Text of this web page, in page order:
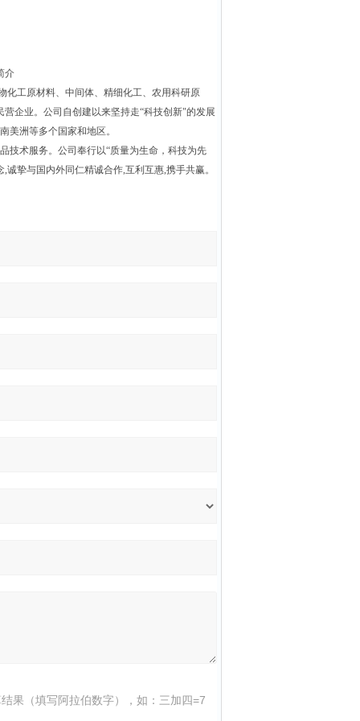
介
工原材料、中间体、精细化工、农用科研原
企业。公司自创建以来坚持走“科技创新"的发展
美洲等多个国家和地区。
术服务。公司奉行以“质量为生命，科技为先
挚与国内外同仁精诚合作,互利互惠,携手共赢。
果（填写阿拉伯数字），如：三加四=7